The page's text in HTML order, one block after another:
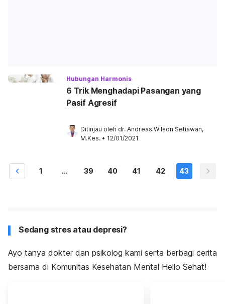
Hubungan Harmonis
6 Trik Menghadapi Pasangan yang
Pasif Agresif
Ditinjau oleh dr. Andreas Wilson Setiawan,
M.Kes. • 12/01/2021
1 ... 39 40 41 42 43
Sedang stres atau depresi?
Ayo tanya dokter dan psikolog kami serta berbagi cerita
bersama di Komunitas Kesehatan Mental Hello Sehat!